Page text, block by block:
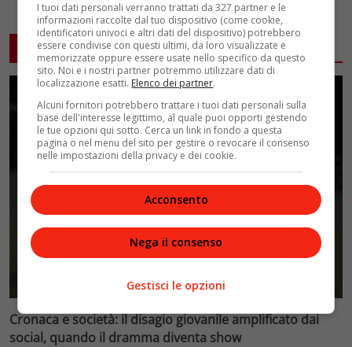
ARTICOLI CORRELATI
Cronaca e società: il disagio giovanile amplificato dai
social, quando il dramma diventa show
I tuoi dati personali verranno trattati da 327 partner e le
informazioni raccolte dal tuo dispositivo (come cookie,
identificatori univoci e altri dati del dispositivo) potrebbero
essere condivise con questi ultimi, da loro visualizzate e
memorizzate oppure essere usate nello specifico da questo
sito. Noi e i nostri partner potremmo utilizzare dati di
localizzazione esatti. Elenco dei partner.
Alcuni fornitori potrebbero trattare i tuoi dati personali sulla
base dell'interesse legittimo, al quale puoi opporti gestendo
le tue opzioni qui sotto. Cerca un link in fondo a questa
pagina o nel menu del sito per gestire o revocare il consenso
nelle impostazioni della privacy e dei cookie.
Acconsento
Nega il consenso
Gestisci le opzioni